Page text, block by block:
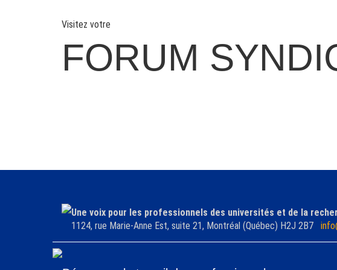
Visitez votre
FORUM
Une voix pour les professionnels des universités et de la
1124, rue Marie-Anne Est, suite 21, Montréal (Québec) H2J 2B7